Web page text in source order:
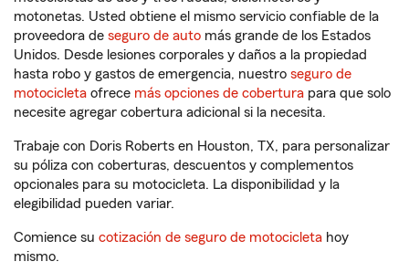
motonetas. Usted obtiene el mismo servicio confiable de la
proveedora de seguro de auto más grande de los Estados
Unidos. Desde lesiones corporales y daños a la propiedad
hasta robo y gastos de emergencia, nuestro seguro de
motocicleta ofrece más opciones de cobertura para que solo
necesite agregar cobertura adicional si la necesita.
Trabaje con Doris Roberts en Houston, TX, para personalizar
su póliza con coberturas, descuentos y complementos
opcionales para su motocicleta. La disponibilidad y la
elegibilidad pueden variar.
Comience su cotización de seguro de motocicleta hoy
mismo.